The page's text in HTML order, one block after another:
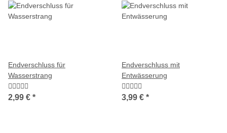
Endverschluss für
Wasserstrang
2,99 € *
Endverschluss mit
Entwässerung
3,99 € *